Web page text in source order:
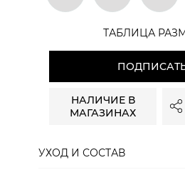
ТАБЛИЦА
НАЛИЧИЕ В
МАГАЗИНАХ
УХОД И СОСТАВ